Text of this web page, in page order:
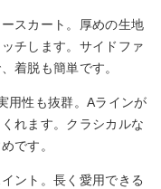
スカート。厚めの生地
チします。サイドファ
着脱も簡単です。
用性も抜群。Aラインが
れます。クラシカルな
です。
ント。長く愛用できる